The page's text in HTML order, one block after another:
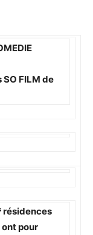
FILM de
résidences
ont pour